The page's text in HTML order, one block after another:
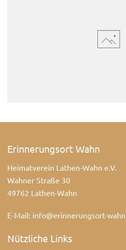
Erinnerungsort Wahn
Heimatverein Lathen-Wahn e.V.
Wahner Straße 30
49762 Lathen-Wahn
E-Mail: info@erinnerungsort-
Nützliche Links